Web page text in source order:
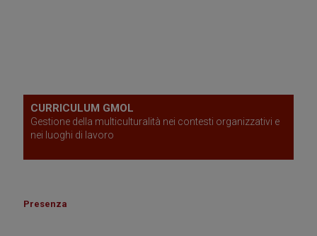
CURRICULUM GMOL
Gestione della multiculturalità nei contesti organizzativi e
nei luoghi di lavoro
Presenza